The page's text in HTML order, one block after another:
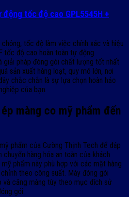
động tốc độ cao GPL5545H +
tốc độ làm việc chính xác và hiệu
tốc độ cao hoàn toàn tự động
giải pháp đóng gói chất lượng tốt nhất
sản xuất hàng loạt, quy mô lớn, nơi
chắc chắn là sự lựa chọn hoàn hảo
của bạn.
màng co mỹ phẩm đến
phẩm của Cường Thịnh Tech để đáp
hàng hóa an toàn của khách
phẩm này phù hợp với các mặt hàng
theo công suất. Máy đóng gói
và căng màng tùy theo mục đích sử
gói.